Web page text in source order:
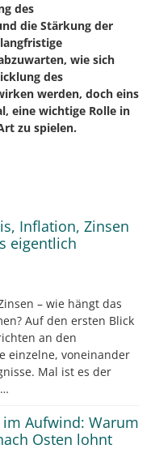
des
die Stärkung der
wie sich
des
werden, doch eins
eine wichtige Rolle in
zu spielen.
Inflation, Zinsen
eigentlich
– wie hängt das
Auf den ersten Blick
an den
einzelne, voneinander
Mal ist es der
Aufwind: Warum
Osten lohnt